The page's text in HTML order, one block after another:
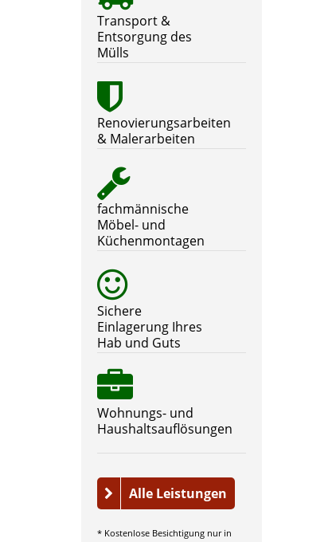
Transport &
Entsorgung des
Mülls
Renovierungsarbeiten
& Malerarbeiten
fachmännische
Möbel- und
Küchenmontagen
Sichere
Einlagerung Ihres
Hab und Guts
Wohnungs- und
Haushaltsauflösungen
Alle Leistungen
* Kostenlose Besichtigung nur in